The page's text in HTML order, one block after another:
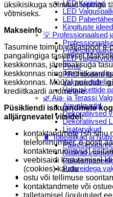
LED Küünlad
LED
LED
Kingituste ideed
💡 Professionaalsed
LED
Pirnid
PRO toodete
Valgusketide ja
Valguskettide
🌿 Aia- ja Terassi
Aiavalgustid
Dekoratiivsed
Dekoratiivsed
Lisatarvikud
🔋 Toiteallikad ja
Nutikad
Patareidega
Päikeselaternad Lumiz
Valguskettide paigaldus
Blogi
üksikisikuga sõlmitud lepingu
võtmiseks.
Makseinfo
Tasumine toimub väljaspool
pangalingiga tasumisel
keskkonnas, järelmaksuga
keskkonnas ning
keskkonnas. Müüjal puudub
krediitkaardi andmetele.
Püsikliendi isikuandmete
alljärgnevatel viisidel:
kontaktandmete (sh sinu
telefoninumber, e-posti
kontakteerumisviis)
veebisaidi kasutamisel
(cookies) kaudu
ostu või tellimuse
kontaktandmete või
talletamisel